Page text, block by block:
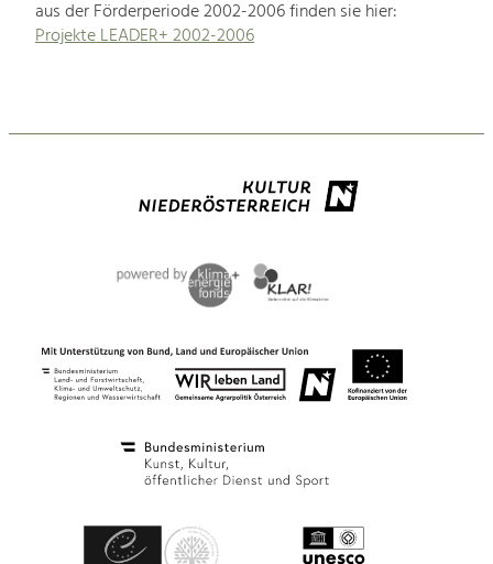
aus der Förderperiode 2002-2006 finden sie hier:
Projekte LEADER+ 2002-2006